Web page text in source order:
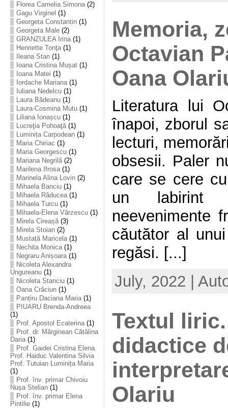
Florea Camelia Simona(2)
Gagu Virginel (1)
Georgeta Constantin(1)
Georgeta Male(2)
GRANZULEA Irina(1)
Henriette Tonţa(1)
Ileana Stan(1)
Ioana Cristina Mușat(1)
Ioana Matei (1)
Iordache Mariana(1)
Iuliana Nedelcu(1)
Laura Bădeanu(1)
Laura-Cosmina Mutu(1)
Liliana Ionașcu(1)
Lucreţia Pohoaţă(1)
Luminița Carpodean(1)
Maria Chiriac (1)
Maria Georgescu(1)
Mariana Negrilă(2)
Marilena Ifrosa(1)
Marinela Alina Lovin(2)
Mihaela Banciu(1)
Mihaela Răducea(1)
Mihaela Turcu(1)
Mihaela-Elena Vărzescu(1)
Mirela Cireașă(3)
Mirela Stoian(2)
Mustață Maricela(1)
Nechita Monica(1)
Negraru Anișoara(1)
Nicoleta Alexandra
Ungureanu(1)
Nicoleta Stanciu(1)
Oana Crăciun(1)
Panțiru Daciana Maria(1)
PIUARU Brenda-Andreea
(1)
Prof. Apostol Ecaterina(1)
Prof. dr. Mărginean Cătălina
Daria(1)
Prof. Gaidei Cristina Elena.
Prof. Haiduc Valentina Silvia
Prof. Tutuian Luminița Maria
(1)
Prof. înv. primar Chivoiu
Nușa Stelian(1)
Prof. înv. primar Elena
Pintilie(1)
Memoria,
Octavian
Oana
Literatura lui
înapoi, zborul
lecturi,
obsesii. Paler
care se cere
un labirint
neevenimente
căutător al
regăsi. [...]
July, 2022 |
Textul
didactice
Olariu